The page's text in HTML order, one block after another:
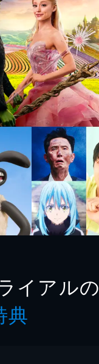
イアルの
典